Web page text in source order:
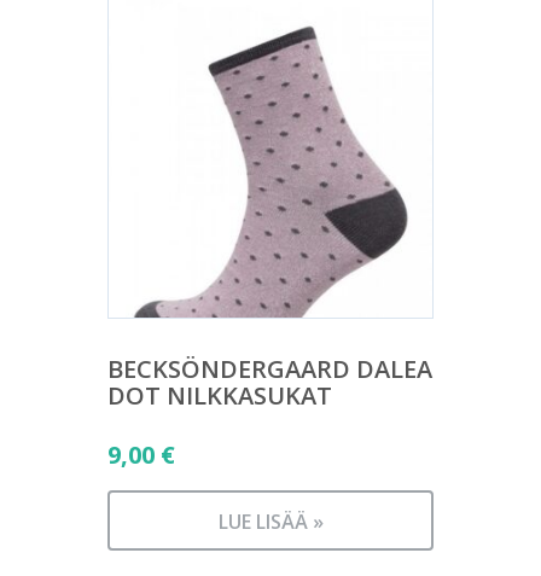
BECKSÖNDERGAARD DALEA
DOT NILKKASUKAT
9,00 €
LUE LISÄÄ »